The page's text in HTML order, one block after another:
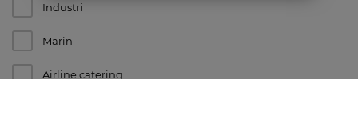
Industri
Marin
Airline catering